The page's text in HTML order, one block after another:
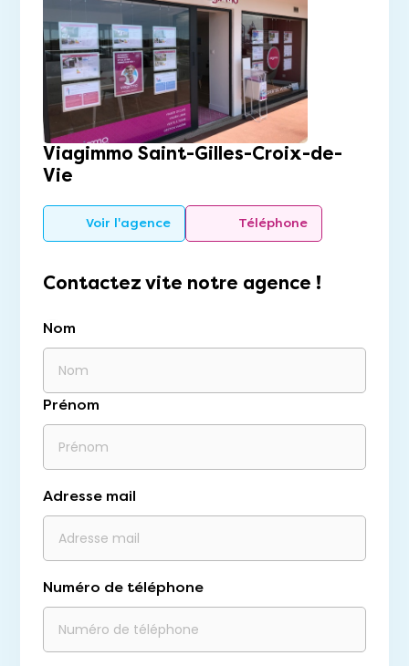
Viagimmo Saint-Gilles-Croix-de-
Vie
Voir l'agence Téléphone
Contactez vite notre agence !
Nom
Prénom
Adresse mail
Numéro de téléphone